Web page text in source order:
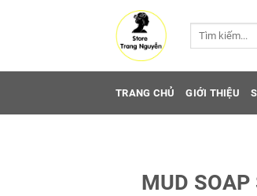
Tìm
TRANG CHỦ GIỚI THIỆU
MUD